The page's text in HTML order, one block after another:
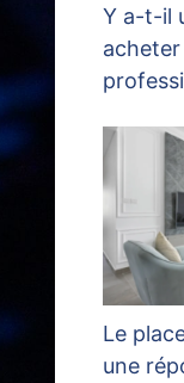
Y a-t-il
Le
une